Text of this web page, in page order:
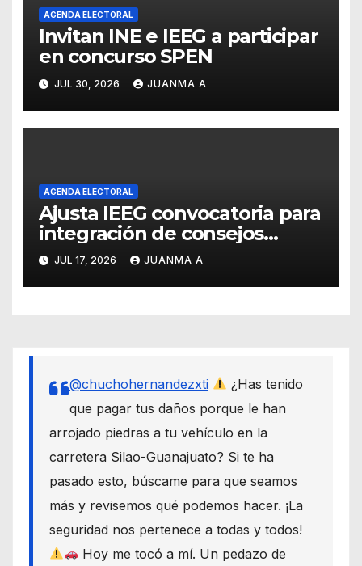
AGENDA ELECTORAL
Invitan INE e IEEG a participar
en concurso SPEN
JUL 30, 2026 JUANMA A
AGENDA ELECTORAL
Ajusta IEEG convocatoria para
integración de consejos
distritales y municipales
JUL 17, 2026 JUANMA A
@chuchohernandezxti
¿Has tenido
que pagar tus daños porque le han
arrojado piedras a tu vehículo en la
carretera Silao-Guanajuato? Si te ha
pasado esto, búscame para que seamos
más y revisemos qué podemos hacer. ¡La
seguridad nos pertenece a todas y todos!
Hoy me tocó a mí. Un pedazo de